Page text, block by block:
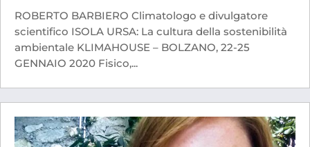
ROBERTO BARBIERO Climatologo e divulgatore
scientifico ISOLA URSA: La cultura della sostenibilità
ambientale KLIMAHOUSE – BOLZANO, 22-25
GENNAIO 2020 Fisico,...